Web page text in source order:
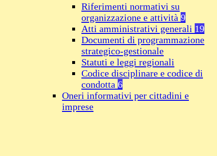
Riferimenti normativi su
organizzazione e attività 9
Atti amministrativi generali 19
Documenti di programmazione
strategico-gestionale
Statuti e leggi regionali
Codice disciplinare e codice di
condotta 6
Oneri informativi per cittadini e
imprese